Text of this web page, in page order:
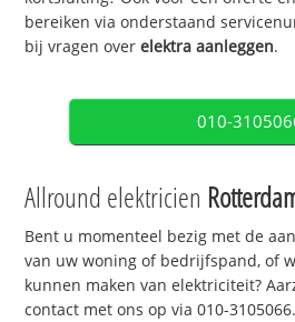
bereiken via onderstaand
bij vragen overelektra aanleggen.
010-
Allround elektricien
Bent u momenteel bezig met de
van uw woning of bedrijfspand, of
kunnen maken van elektriciteit?
contact met ons op via 010-